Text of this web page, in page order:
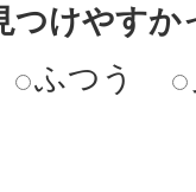
つけやすか
ふつう